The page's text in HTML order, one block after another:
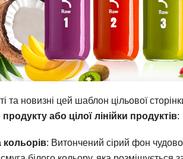
та новизні цей шаблон цільової
або цілої лінійки продуктів:
кольорів: Витончений сірий фон